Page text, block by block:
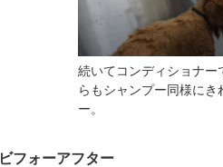
続いてコンディショナー
らもシャンプー同様にき
ー。
ビフォーアフター